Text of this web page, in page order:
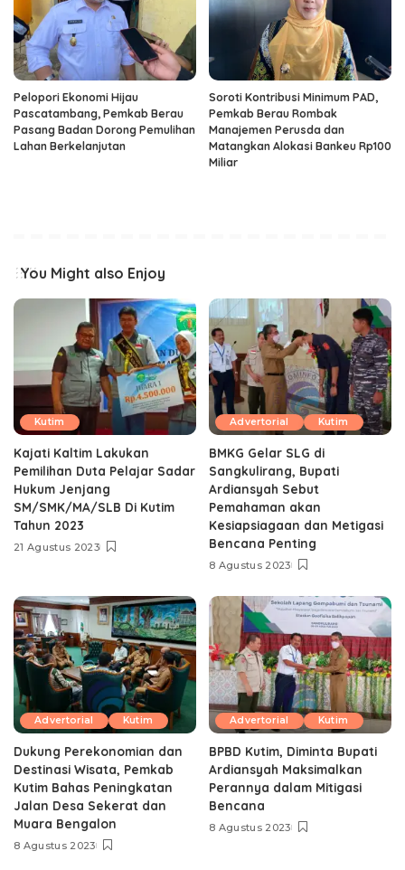
Pelopori Ekonomi Hijau
Pascatambang, Pemkab Berau
Pasang Badan Dorong Pemulihan
Lahan Berkelanjutan
Soroti Kontribusi Minimum PAD,
Pemkab Berau Rombak
Manajemen Perusda dan
Matangkan Alokasi Bankeu Rp100
Miliar
You Might also Enjoy
Kutim
Kajati Kaltim Lakukan
Pemilihan Duta Pelajar Sadar
Hukum Jenjang
SM/SMK/MA/SLB Di Kutim
Tahun 2023
21 Agustus 2023
Advertorial Kutim
BMKG Gelar SLG di
Sangkulirang, Bupati
Ardiansyah Sebut
Pemahaman akan
Kesiapsiagaan dan Metigasi
Bencana Penting
8 Agustus 2023
Advertorial Kutim
Dukung Perekonomian dan
Destinasi Wisata, Pemkab
Kutim Bahas Peningkatan
Jalan Desa Sekerat dan
Muara Bengalon
8 Agustus 2023
Advertorial Kutim
BPBD Kutim, Diminta Bupati
Ardiansyah Maksimalkan
Perannya dalam Mitigasi
Bencana
8 Agustus 2023